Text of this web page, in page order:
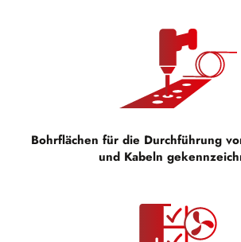
Bohrflächen für die Durchführung
und Kabeln